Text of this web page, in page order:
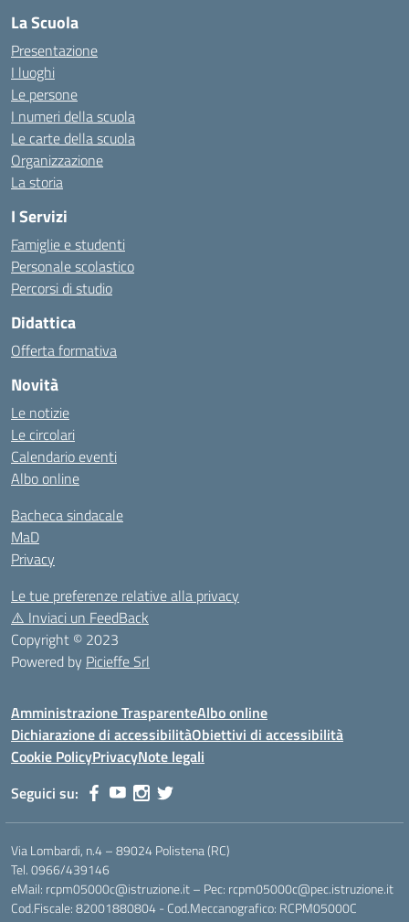
La Scuola
Presentazione
I luoghi
Le persone
I numeri della scuola
Le carte della scuola
Organizzazione
La storia
I Servizi
Famiglie e studenti
Personale scolastico
Percorsi di studio
Didattica
Offerta formativa
Novità
Le notizie
Le circolari
Calendario eventi
Albo online
Bacheca sindacale
MaD
Privacy
Le tue preferenze relative alla privacy
⚠️ Inviaci un FeedBack
Copyright © 2023
Powered by Picieffe Srl
Amministrazione TrasparenteAlbo online
Dichiarazione di accessibilitàObiettivi di accessibilità
Cookie PolicyPrivacyNote legali
Seguici su:
Via Lombardi, n.4 – 89024 Polistena (RC)
Tel. 0966/439146
eMail: rcpm05000c@istruzione.it – Pec: rcpm05000c@pec.istruzione.it
Cod.Fiscale: 82001880804 - Cod.Meccanografico: RCPM05000C